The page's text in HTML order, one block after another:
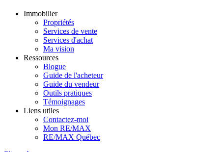
Immobilier
Propriétés
Services de vente
Services d'achat
Ma vision
Ressources
Blogue
Guide de l'acheteur
Guide du vendeur
Outils pratiques
Témoignages
Liens utiles
Contactez-moi
Mon RE/MAX
RE/MAX Québec